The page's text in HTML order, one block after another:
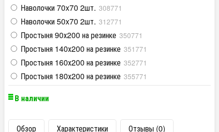
Наволочки 70x70 2шт. 308771
Наволочки 50x70 2шт. 312771
Простыня 90х200 на резинке 350771
Простыня 140х200 на резинке 351771
Простыня 160х200 на резинке 352771
Простыня 180х200 на резинке 355771
В наличии
Обзор Характеристики Отзывы (0)